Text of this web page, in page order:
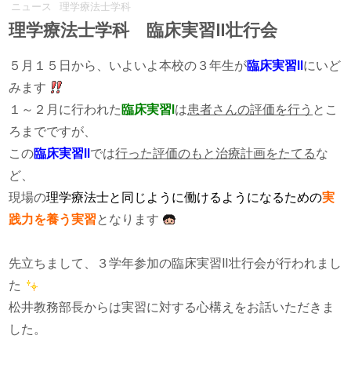
ニュース 理学療法士学科
理学療法士学科 臨床実習Ⅱ壮行会
５月１５日から、いよいよ本校の３年生が臨床実習Ⅱ にいど
みます
１～２月に行われた 臨床実習Ⅰ は患者さんの評価を行う とこ
ろまでですが、
この臨床実習Ⅱ では行った評価のもと治療計画をたてるな
ど、
現場の理学療法士と同じように働けるようになるための実
践力を養う実習となります
先立ちまして、３学年参加の臨床実習Ⅱ壮行会が行われまし
た
松井教務部長からは実習に対する心構えをお話いただきま
した。